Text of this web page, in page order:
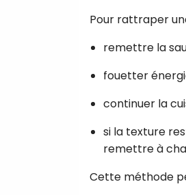
Pour rattraper
remettre la
fouetter
continuer la
si la texture
remettre à
Cette méthode